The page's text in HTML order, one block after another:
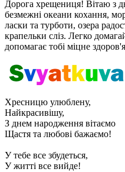
Дорога хрещениця! Вітаю з
безмежні океани кохання,
ласки та турботи, озера
крапельки сліз. Легко
допомагає тобі міцне
Хресницю улюблену,
Найкрасивішу,
З днем ​​народження вітаємо
Щастя та любові бажаємо!
У тебе все збудеться,
У житті все вийде!